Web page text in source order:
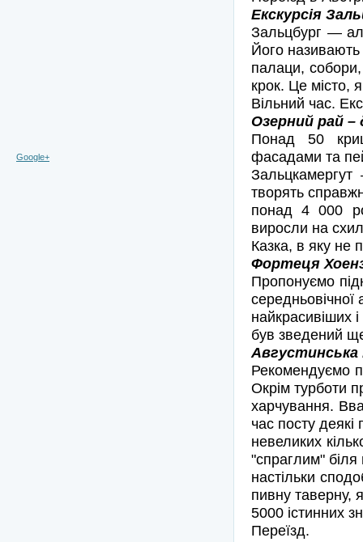
Екскурсія
Зальцбург —
Його називають
палаци,
крок. Це місто,
Вільний час.
Озерний рай –
Понад 50
фасадами та
Зальцкамергут
творять
понад 4 000
виросли на
Казка, в яку не
Фортеця
Пропонуємо
найкрасивіших
був зведений
Рекомендуємо
Окрім турботи
харчування.
час посту
невеликих
"спраглим" біля
настільки
пивну таверну,
5000 істинних
Переїзд.
Google+